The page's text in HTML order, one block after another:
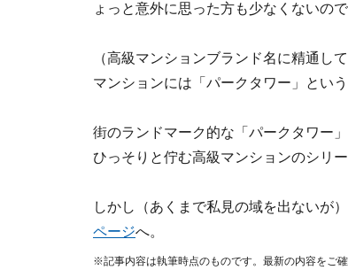
ょっと意外に思った方も少なくないの
（高級マンションブランド名に精通し
マンションには「パークタワー」とい
街のランドマーク的な「パークタワー
ひっそりと佇む高級マンションのシリ
しかし（あくまで私見の域を出ないが
ページへ。
※記事内容は執筆時点のものです。最新の内容をご確